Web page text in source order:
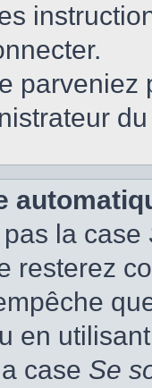
la case
resterez
en
case Se